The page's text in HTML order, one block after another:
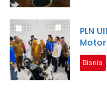
PLN
Bisnis